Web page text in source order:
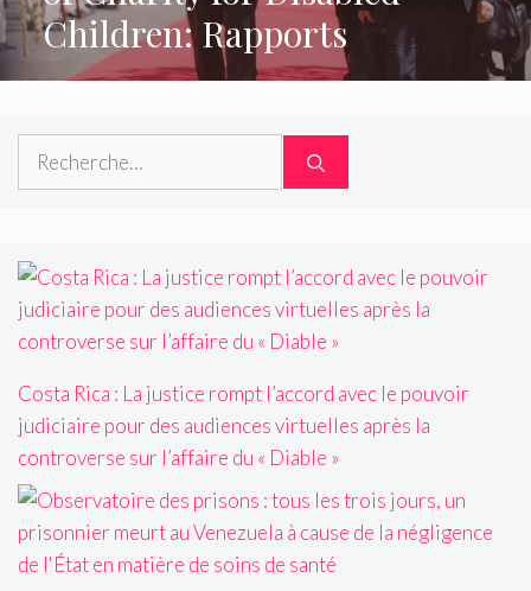
Children: Rapports
Rechercher :
Costa Rica : La justice rompt l’accord avec le pouvoir
judiciaire pour des audiences virtuelles après la
controverse sur l’affaire du « Diable »